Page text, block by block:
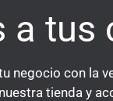
a tus
negocio con la
tienda y